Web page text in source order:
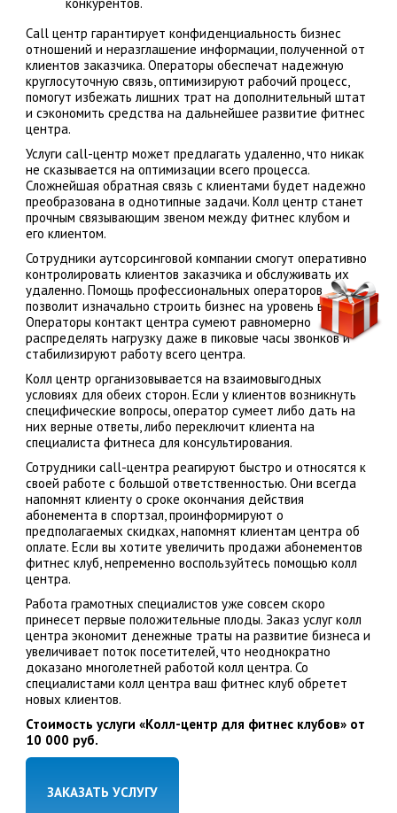
Сall центр гарантирует конфиденциальность бизнес
отношений и неразглашение информации, полученной от
клиентов заказчика. Операторы обеспечат надежную
круглосуточную связь, оптимизируют рабочий процесс,
помогут избежать лишних трат на дополнительный штат
и сэкономить средства на дальнейшее развитие фитнес
центра.
Услуги call-центр может предлагать удаленно, что никак
не сказывается на оптимизации всего процесса.
Сложнейшая обратная связь с клиентами будет надежно
преобразована в однотипные задачи. Колл центр станет
прочным связывающим звеном между фитнес клубом и
его клиентом.
Сотрудники аутсорсинговой компании смогут оперативно
контролировать клиентов заказчика и обслуживать их
удаленно. Помощь профессиональных операторов
позволит изначально строить бизнес на уровень выше.
Операторы контакт центра сумеют равномерно
распределять нагрузку даже в пиковые часы звонков и
стабилизируют работу всего центра.
Колл центр организовывается на взаимовыгодных
условиях для обеих сторон. Если у клиентов возникнуть
специфические вопросы, оператор сумеет либо дать на
них верные ответы, либо переключит клиента на
специалиста фитнеса для консультирования.
Сотрудники call-центра реагируют быстро и относятся к
своей работе с большой ответственностью. Они всегда
напомнят клиенту о сроке окончания действия
абонемента в спортзал, проинформируют о
предполагаемых скидках, напомнят клиентам центра об
оплате. Если вы хотите увеличить продажи абонементов
фитнес клуб, непременно воспользуйтесь помощью колл
центра.
Работа грамотных специалистов уже совсем скоро
принесет первые положительные плоды. Заказ услуг колл
центра экономит денежные траты на развитие бизнеса и
увеличивает поток посетителей, что неоднократно
доказано многолетней работой колл центра. Со
специалистами колл центра ваш фитнес клуб обретет
новых клиентов.
Стоимость услуги «Колл-центр для фитнес клубов» от
10 000 руб.
ЗАКАЗАТЬ УСЛУГУ